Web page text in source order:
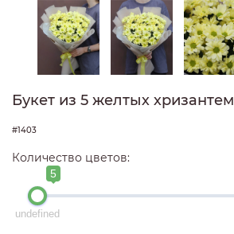
Букет из 5 желтых хризантем
#1403
Количество цветов:
5
undefined